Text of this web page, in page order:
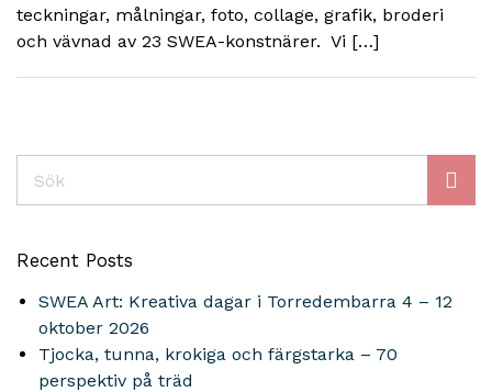
teckningar, målningar, foto, collage, grafik, broderi
och vävnad av 23 SWEA-konstnärer. Vi […]
Recent Posts
SWEA Art: Kreativa dagar i Torredembarra 4 – 12
oktober 2026
Tjocka, tunna, krokiga och färgstarka – 70
perspektiv på träd